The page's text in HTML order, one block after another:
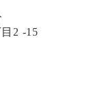
2 -15